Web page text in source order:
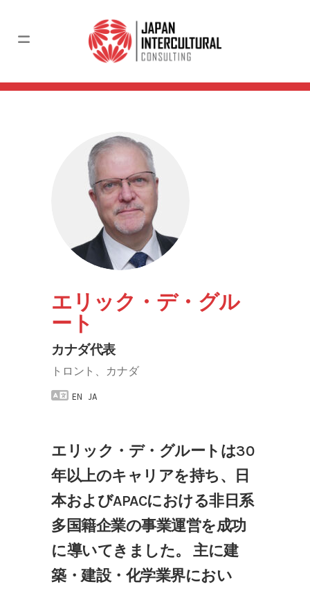
エリック・デ・グル
ート
カナダ代表
トロント、カナダ
EN JA
エリック・デ・グルートは30
年以上のキャリアを持ち、日
本およびAPACにおける非日系
多国籍企業の事業運営を成功
に導いてきました。 主に建
築・建設・化学業界におい